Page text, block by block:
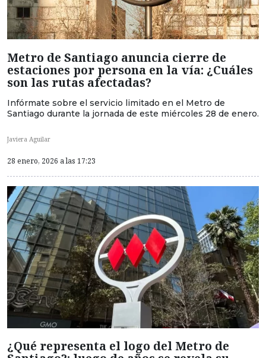
Metro de Santiago anuncia cierre de
estaciones por persona en la vía: ¿Cuáles
son las rutas afectadas?
Infórmate sobre el servicio limitado en el Metro de
Santiago durante la jornada de este miércoles 28 de enero.
Javiera Aguilar
28 enero, 2026 a las 17:23
¿Qué representa el logo del Metro de